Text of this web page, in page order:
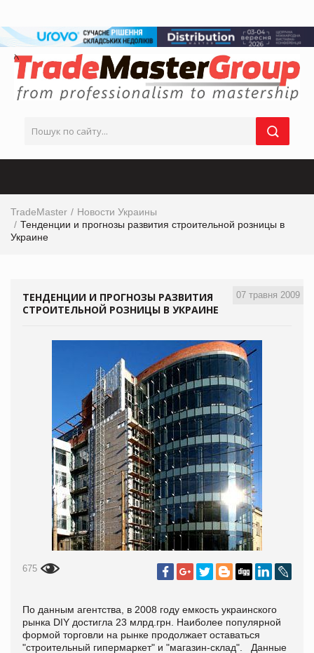
TradeMaster
Новости Украины
Тенденции и прогнозы развития строительной розницы в
Украине
07 травня 2009
ТЕНДЕНЦИИ И ПРОГНОЗЫ РАЗВИТИЯ
СТРОИТЕЛЬНОЙ РОЗНИЦЫ В УКРАИНЕ
675
По данным агентства, в 2008 году емкость украинского
рынка DIY достигла 23 млрд.грн. Наиболее популярной
формой торговли на рынке продолжает оставаться
"строительный гипермаркет" и "магазин-склад". Данные